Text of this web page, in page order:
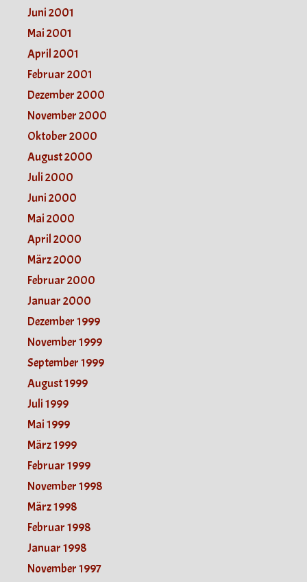
Juni 2001
Mai 2001
April 2001
Februar 2001
Dezember 2000
November 2000
Oktober 2000
August 2000
Juli 2000
Juni 2000
Mai 2000
April 2000
März 2000
Februar 2000
Januar 2000
Dezember 1999
November 1999
September 1999
August 1999
Juli 1999
Mai 1999
März 1999
Februar 1999
November 1998
März 1998
Februar 1998
Januar 1998
November 1997